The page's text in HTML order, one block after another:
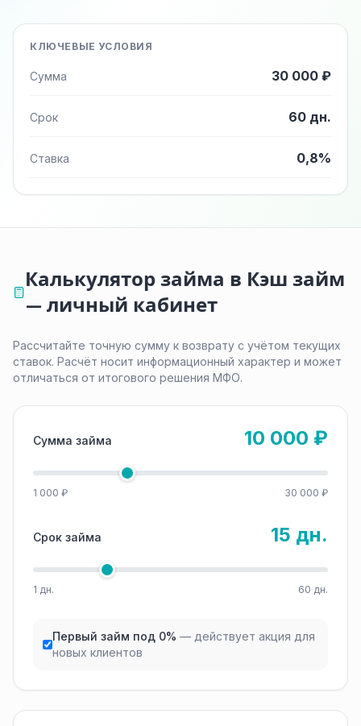
КЛЮЧЕВЫЕ УСЛОВИЯ
Сумма 30 000 ₽
Срок 60 дн.
Ставка 0,8%
Калькулятор займа в Кэш займ
— личный кабинет
Рассчитайте точную сумму к возврату с учётом текущих
ставок. Расчёт носит информационный характер и может
отличаться от итогового решения МФО.
Сумма займа 10 000 ₽
1 000 ₽ 30 000 ₽
Срок займа 15 дн.
1 дн. 60 дн.
Первый займ под 0% — действует акция для
новых клиентов